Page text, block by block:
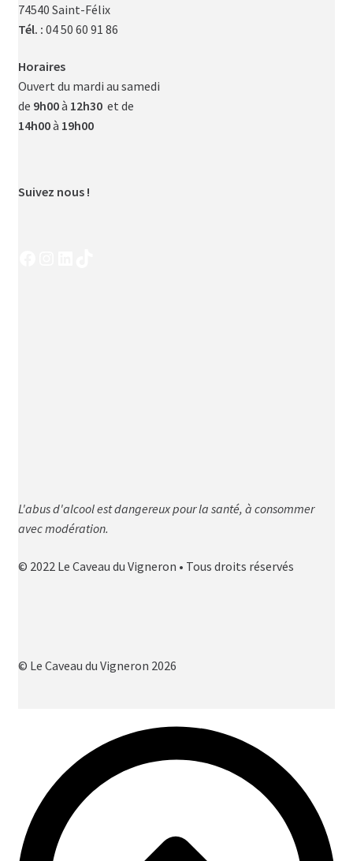
74540 Saint-Félix
Tél. : 04 50 60 91 86
Horaires
Ouvert du mardi au samedi
de 9h00à 12h30 et de
14h00à 19h00
Suivez nous !
L'abus d'alcool est dangereux pour la santé, à consommer
avec modération.
© 2022 Le Caveau du Vigneron • Tous droits réservés
© Le Caveau du Vigneron 2026